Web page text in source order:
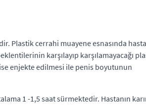
Plastik cerrahi muayene esnasında
karşılayıp karşılamayacağı
enjekte edilmesi ile penis boyutunun
1 -1,5 saat sürmektedir. Hastanın